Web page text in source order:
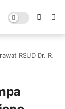
RSUD Dr. R.